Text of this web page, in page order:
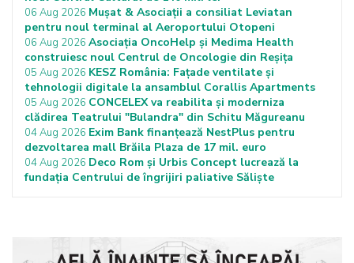
06 Aug 2026 Mușat & Asociații a consiliat Leviatan
pentru noul terminal al Aeroportului Otopeni
06 Aug 2026 Asociația OncoHelp și Medima Health
construiesc noul Centrul de Oncologie din Reșița
05 Aug 2026 KESZ România: Fațade ventilate și
tehnologii digitale la ansamblul Corallis Apartments
05 Aug 2026 CONCELEX va reabilita și moderniza
clădirea Teatrului "Bulandra" din Schitu Măgureanu
04 Aug 2026 Exim Bank finanțează NestPlus pentru
dezvoltarea mall Brăila Plaza de 17 mil. euro
04 Aug 2026 Deco Rom și Urbis Concept lucrează la
fundația Centrului de îngrijiri paliative Săliște